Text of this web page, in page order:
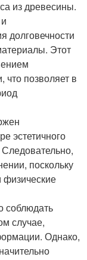
из древесины.
долговечности
Этот
позволяет в
эстетичного
поскольку
физические
соблюдать
случае,
Однако,